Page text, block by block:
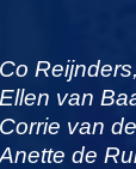
Co
Ellen van
Corrie van
Anette de